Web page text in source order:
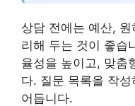
상담 전에는 예산,
리해 두는 것이 좋습
율성을 높이고, 맞춤
다. 질문 목록을 작
어듭니다.